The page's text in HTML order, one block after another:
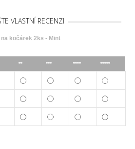
VLASTNÍ RECENZI
kočárek 2ks - Mint
** *** **** *****